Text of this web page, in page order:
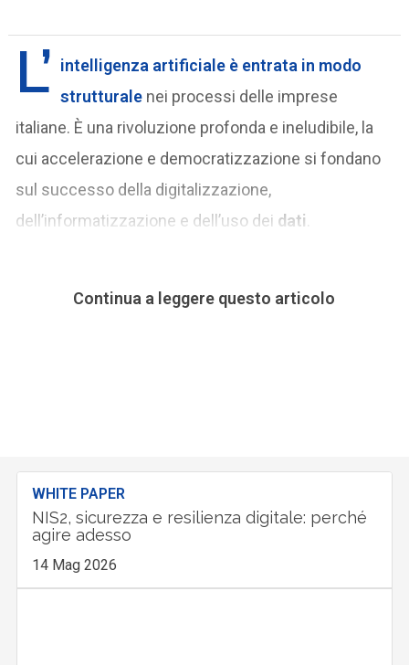
L’ intelligenza artificiale è entrata in modo
strutturale nei processi delle imprese
italiane. È una rivoluzione profonda e ineludibile, la
cui accelerazione e democratizzazione si fondano
sul successo della digitalizzazione,
dell’informatizzazione e dell’uso dei dati
Continua a leggere questo articolo
WHITE PAPER
NIS2, sicurezza e resilienza digitale: perché
agire adesso
14 Mag 2026